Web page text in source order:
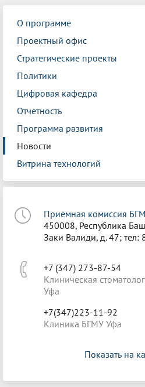
О программе
Проектный офис
Стратегические проекты
Политики
Цифровая кафедра
Отчетность
Программа развития
Новости
Витрина технологий
Приёмная комиссия
450008, Республика
Заки Валиди, д. 47;
+7 (347) 273-87-54
Клиническая
Уфа
+7(347)223-11-92
Клиника БГМУ Уфа
Показать на